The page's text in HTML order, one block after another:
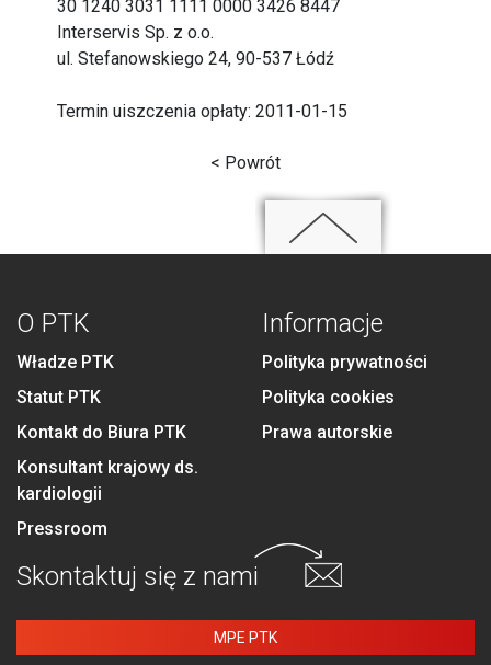
30 1240 3031 1111 0000 3426 8447
Interservis Sp. z o.o.
ul. Stefanowskiego 24, 90-537 Łódź
Termin uiszczenia opłaty: 2011-01-15
< Powrót
O PTK
Władze PTK
Statut PTK
Kontakt do Biura PTK
Konsultant krajowy ds.
kardiologii
Pressroom
Informacje
Polityka prywatności
Polityka cookies
Prawa autorskie
Skontaktuj się z nami
MPE PTK